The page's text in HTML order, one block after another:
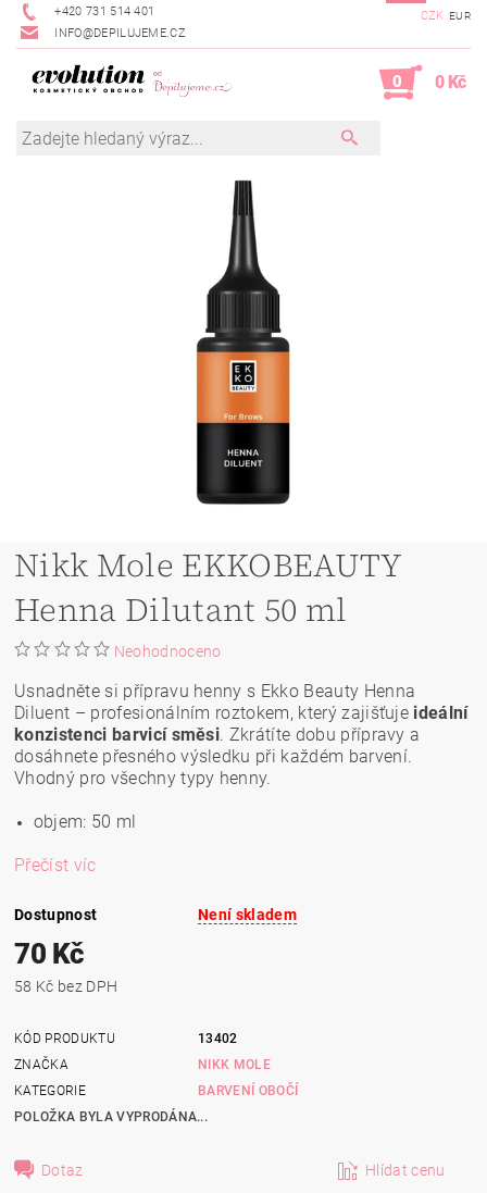
+420 731 514 401
INFO@DEPILUJEME.CZ
CZK EUR
0 0 Kč
Nikk Mole EKKOBEAUTY
Henna Dilutant 50 ml
Neohodnoceno
Usnadněte si přípravu henny s Ekko Beauty Henna
Diluent – profesionálním roztokem, který zajišťuje ideální
konzistenci barvicí směsi. Zkrátíte dobu přípravy a
dosáhnete přesného výsledku při každém barvení.
Vhodný pro všechny typy henny.
objem: 50 ml
Přečíst víc
Dostupnost Není skladem
70 Kč
58 Kč bez DPH
KÓD PRODUKTU
13402
ZNAČKA
NIKK MOLE
KATEGORIE
BARVENÍ OBOČÍ
POLOŽKA BYLA VYPRODÁNA...
Dotaz Hlídat cenu